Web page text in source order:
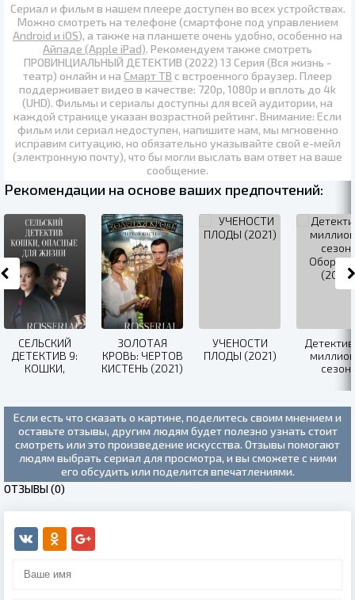
Сериал и фильм в нашем плеере доступен во всех устройствах.
Можно смотреть на телефоне (смартфоне под управлением
Android и iOS), а также на планшете очень удобно, особенно на
Айпаде (Apple iPad). Рекомендуем также смотреть
ПРОВИНЦИАЛЬНЫЙ ДЕТЕКТИВ (2022) 13 Серия (Вся жизнь -
театр) онлайн и на Смарт ТВ с встроенного браузер. Плеер
поддерживает видео в качестве: 720p, 1080p и вплоть до 4k
(UHD). Фильмы и сериалы доступны для всей аудитории, на
каждой странице указан возрастной рейтинг. Внимание: Если
фильм или сериал недоступен, напишите нам, мы мгновенно
исправим ситуацию, но обязательно указывайте свой е-мейл
(электронную почту), что бы могли выслать вам ответ на ваше
сообщение.
Рекомендации на основе ваших предпочтений:
СЕЛЬСКИЙ
ДЕТЕКТИВ 9:
КОШКИ,
ЗОЛОТАЯ
КРОВЬ: ЧЕРТОВ
КИСТЕНЬ (2021)
УЧЕНОСТИ
ПЛОДЫ (2021)
сезон:
(2021)
Если есть что сказать о картине, поделитесь своим мнением и
оставьте отзывы, другим людям будет полезно узнать стоит
смотреть или это произведение искусства. Отзывы помогают
людям выбрать сериал для просмотра, и вы сможете с ними
его обсудить или поделится впечатлениями.
ОТЗЫВЫ (0)